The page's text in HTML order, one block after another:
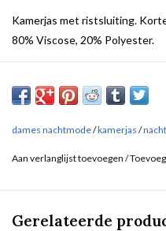
Kamerjas met ristsluiting.
80% Viscose, 20% Polyester.
dames nachtmode/kamerjas /
Aan verlanglijst toevoegen /
Gerelateerde